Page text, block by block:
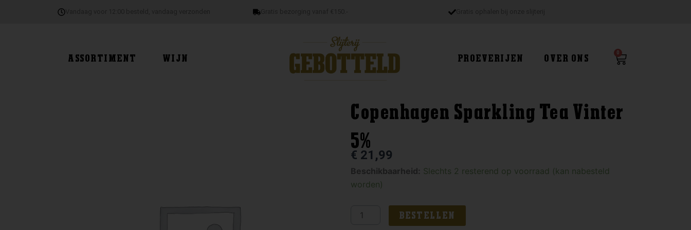
ASSORTIMENT WIJN PROEVERIJEN OVER ONS
0
Winkelwagen
Copenhagen Sparkling Tea Vinter
5%
€ 21,99
Beschikbaarheid: Slechts 2 resterend op voorraad (kan nabesteld
worden)
Copenhagen
Sparkling
Vinter
BESTELLEN